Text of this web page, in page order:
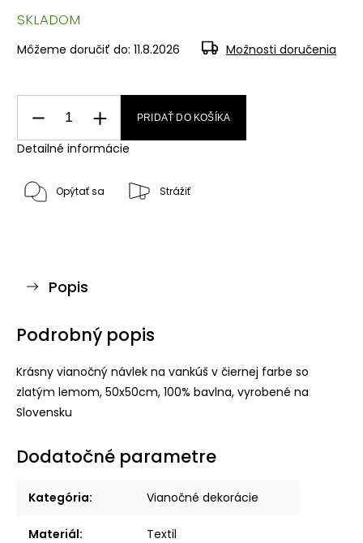
SKLADOM
Môžeme doručiť do: 11.8.2026 Možnosti doručenia
PRIDAŤ DO KOŠÍKA
Detailné informácie
Opýtať sa Strážiť
Popis
Podrobný popis
Krásny vianočný návlek na vankúš v čiernej farbe so
zlatým lemom, 50x50cm, 100% bavlna, vyrobené na
Slovensku
Dodatočné parametre
Kategória: Vianočné dekorácie
Materiál: Textil